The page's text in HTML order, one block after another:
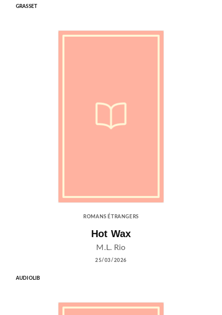
GRASSET
ROMANS ÉTRANGERS
Hot Wax
M.L. Rio
25/03/2026
AUDIOLIB